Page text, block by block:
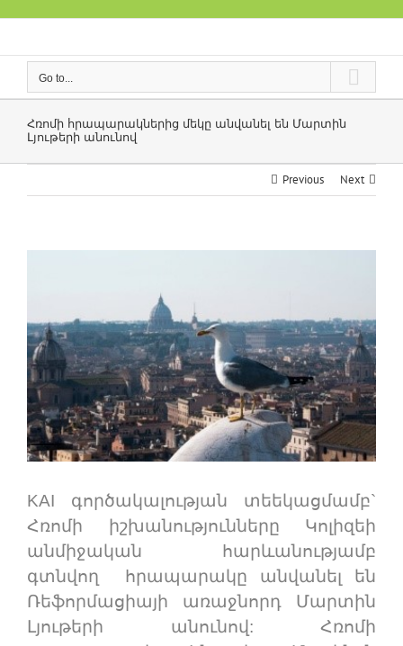
Go to...
Հռոմի հրապարակներից մեկը անվանել են Մարտին
Լյութերի անունով
Previous Next
KAI գործակալության տեեկացմամբ`
Հռոմի իշխանությունները Կոլիզեի
անմիջական հարևանությամբ
գտնվող հրապարակը անվանել են
Ռեֆորմացիայի առաջնորդ Մարտին
Լյութերի անունով: Հռոմի